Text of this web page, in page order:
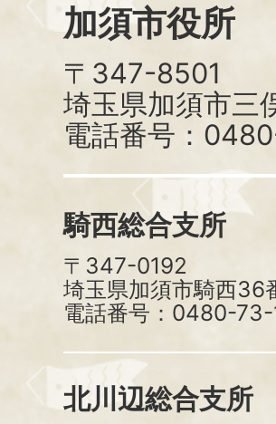
加須市役所
〒347-8501
埼玉県加須市三
電話番号：
騎西総合支所
〒347-0192
埼玉県加須市騎西36
電話番号：0480-73-
北川辺総合支所